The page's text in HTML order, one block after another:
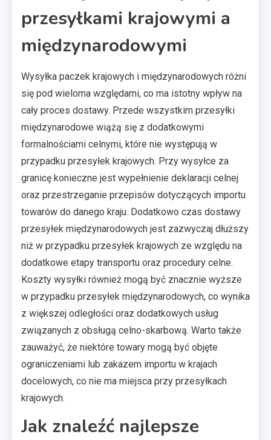
przesyłkami krajowymi a
międzynarodowymi
Wysyłka paczek krajowych i międzynarodowych różni
się pod wieloma względami, co ma istotny wpływ na
cały proces dostawy. Przede wszystkim przesyłki
międzynarodowe wiążą się z dodatkowymi
formalnościami celnymi, które nie występują w
przypadku przesyłek krajowych. Przy wysyłce za
granicę konieczne jest wypełnienie deklaracji celnej
oraz przestrzeganie przepisów dotyczących importu
towarów do danego kraju. Dodatkowo czas dostawy
przesyłek międzynarodowych jest zazwyczaj dłuższy
niż w przypadku przesyłek krajowych ze względu na
dodatkowe etapy transportu oraz procedury celne.
Koszty wysyłki również mogą być znacznie wyższe
w przypadku przesyłek międzynarodowych, co wynika
z większej odległości oraz dodatkowych usług
związanych z obsługą celno-skarbową. Warto także
zauważyć, że niektóre towary mogą być objęte
ograniczeniami lub zakazem importu w krajach
docelowych, co nie ma miejsca przy przesyłkach
krajowych.
Jak znaleźć najlepsze